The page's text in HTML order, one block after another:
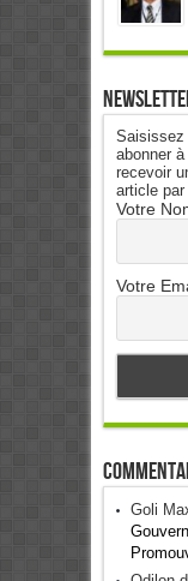
Saisissez
abonner
recevoir
article par
Votre
Votre
Goli